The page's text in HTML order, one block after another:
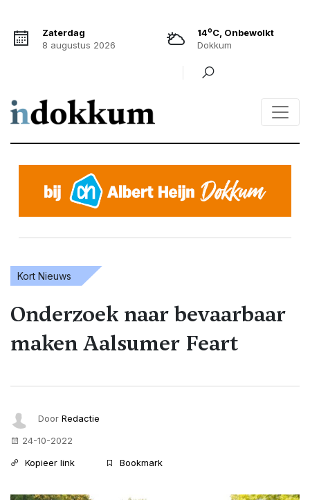
Zaterdag
8 augustus 2026
14oC, Onbewolkt
Dokkum
Kort Nieuws
Onderzoek naar bevaarbaar
maken Aalsumer Feart
Door Redactie
24-10-2022
Kopieer link
Bookmark